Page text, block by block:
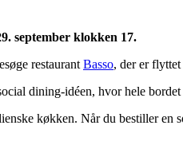
september klokken 17.
restaurantBasso, der er
dining-idéen, hvor hele
køkken. Når du bestiller